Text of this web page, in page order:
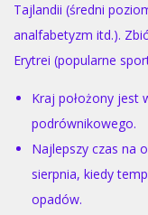
Tajlandii (średni
analfabetyzm itd.).
Erytrei (popularne
Kraj położony jest
podrównikowego.
Najlepszy czas na
sierpnia, kiedy
opadów.